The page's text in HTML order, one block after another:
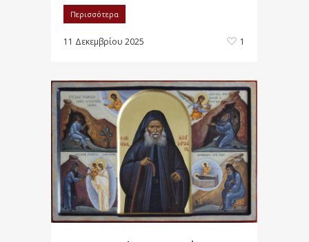
Περισσότερα
11 Δεκεμβρίου 2025 1